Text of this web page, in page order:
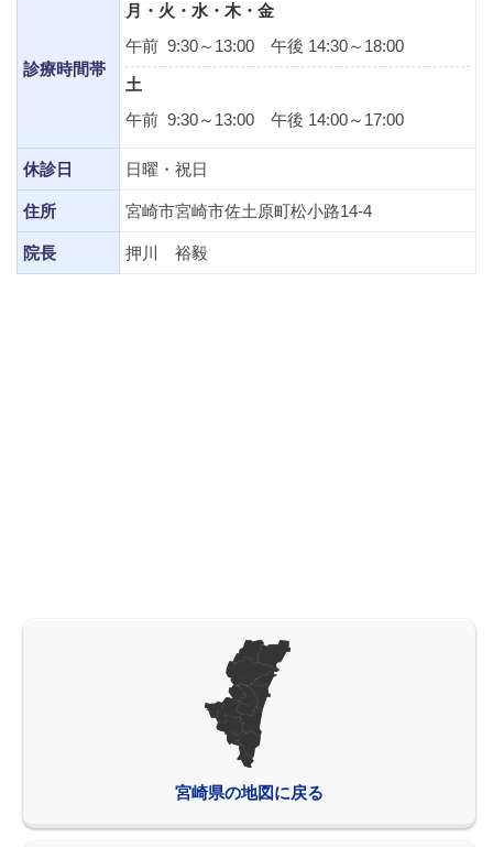
診療時間帯
月・火・水・木・金
午前 9:30～13:00 午後 14:30～18:00
土
午前 9:30～13:00 午後 14:00～17:00
休診日 日曜・祝日
住所 宮崎市宮崎市佐土原町松小路14-4
院長 押川 裕毅
宮崎県の地図に戻る